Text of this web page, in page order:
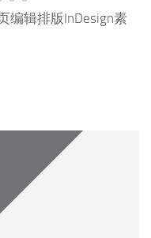
编辑排版InDesign素